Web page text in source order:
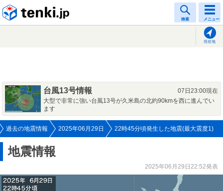
検索 メニュー
現在地
台風13号情報
07日23:00現在
大型で非常に強い台風13号が久米島の北約90kmを西に進んでい
ます
過去の地震情報 2025年06月29日 22時45分頃発生した地震(最大震度1)
地震情報
2025年06月29日22:52発表